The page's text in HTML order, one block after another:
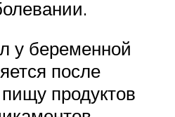
у беременной
после
продуктов